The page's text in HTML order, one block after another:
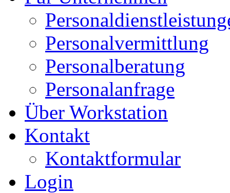
Personalvermittlung
Personalberatung
Personalanfrage
Über Workstation
Kontakt
Kontaktformular
Login